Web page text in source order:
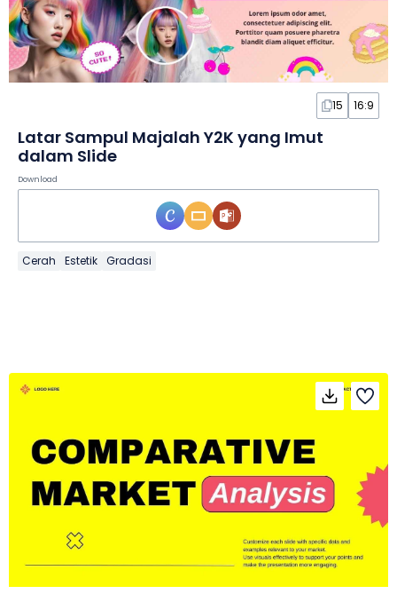
15 16:9
Latar Sampul Majalah Y2K yang Imut
dalam Slide
Download
Cerah Estetik Gradasi